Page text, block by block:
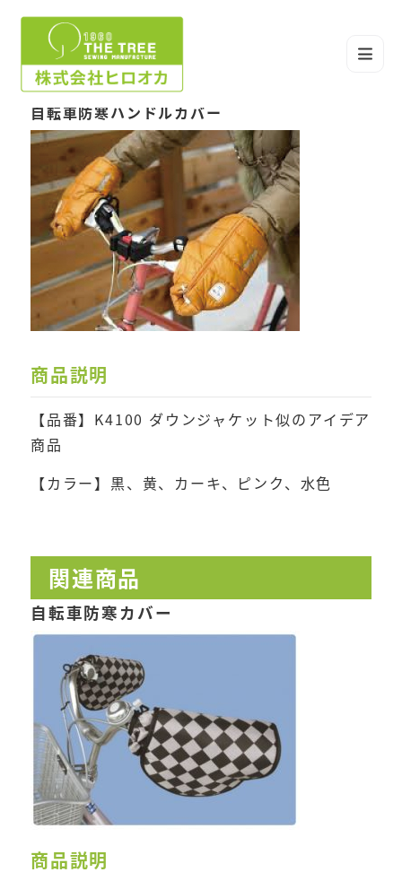
自転車防寒ハンドルカバー
商品説明
【品番】K4100 ダウンジャケット似のアイデア
商品
【カラー】黒、黄、カーキ、ピンク、水色
関連商品
自転車防寒カバー
商品説明